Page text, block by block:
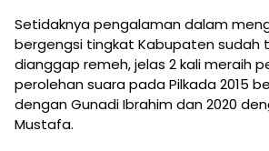
Setidaknya pengalaman dalam
bergengsi tingkat Kabupaten sudah
dianggap remeh, jelas 2 kali meraih
perolehan suara pada Pilkada 2015
dengan Gunadi Ibrahim dan 2020
Mustafa.